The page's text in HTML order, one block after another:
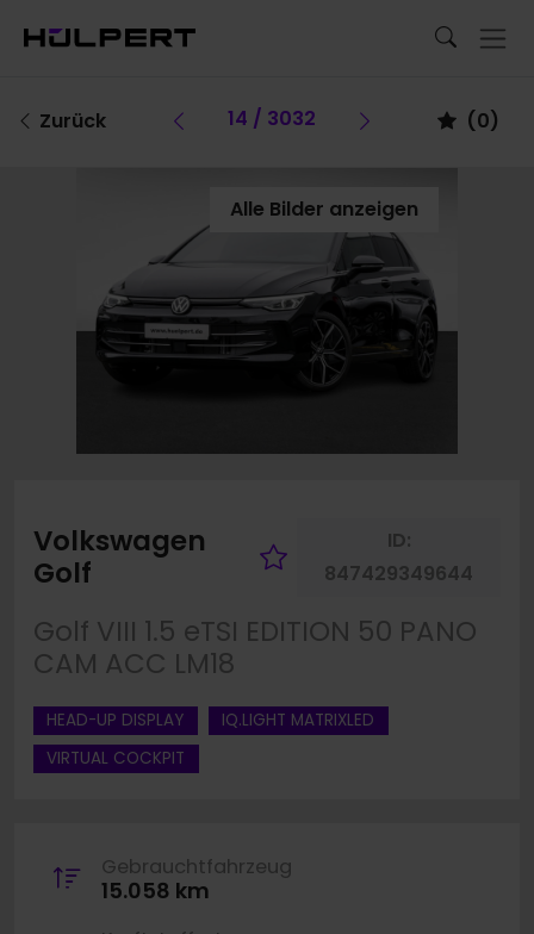
Zurück Vorheriges Fahrzeug
14 / 3032 Vorheriges
(0)
Alle Bilder anzeigen
Volkswagen
Golf
Fahrzeug
ID:
847429349644
Golf VIII 1.5 eTSI EDITION 50 PANO
CAM ACC LM18
HEAD-UP DISPLAY
IQ.LIGHT MATRIXLED
VIRTUAL COCKPIT
Gebrauchtfahrzeug
15.058 km